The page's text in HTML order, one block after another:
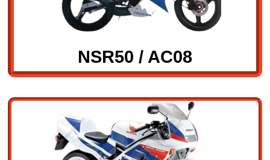
NSR50 / AC08